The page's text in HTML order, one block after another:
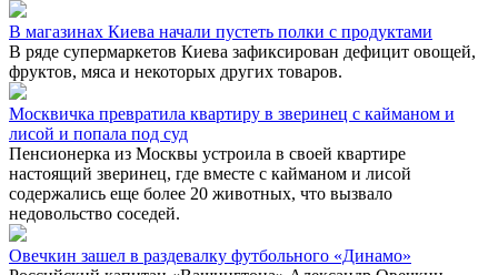
В магазинах Киева начали пустеть полки с продуктами
В ряде супермаркетов Киева зафиксирован дефицит овощей,
фруктов, мяса и некоторых других товаров.
Москвичка превратила квартиру в зверинец с кайманом и
лисой и попала под суд
Пенсионерка из Москвы устроила в своей квартире
настоящий зверинец, где вместе с кайманом и лисой
содержались еще более 20 животных, что вызвало
недовольство соседей.
Овечкин зашел в раздевалку футбольного «Динамо»